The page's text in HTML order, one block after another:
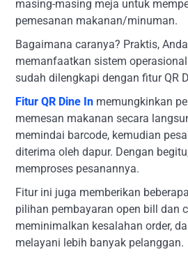
masing-masing meja untuk
pemesanan makanan/minuman.
Bagaimana caranya? Praktis,
memanfaatkan sistem operasional
sudah dilengkapi dengan fitur QR
Fitur QR Dine In memungkinkan
memesan makanan secara
memindai barcode, kemudian
diterima oleh dapur. Dengan
memproses pesanannya.
Fitur ini juga memberikan
pilihan pembayaran open bill dan
meminimalkan kesalahan order,
melayani lebih banyak pelanggan.